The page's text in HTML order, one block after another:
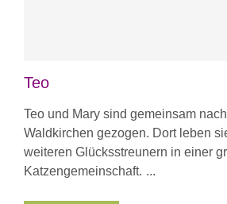
Teo
Teo und Mary sind gemeinsam
Waldkirchen gezogen. Dort leben
weiteren Glücksstreunern in einer
Katzengemeinschaft.